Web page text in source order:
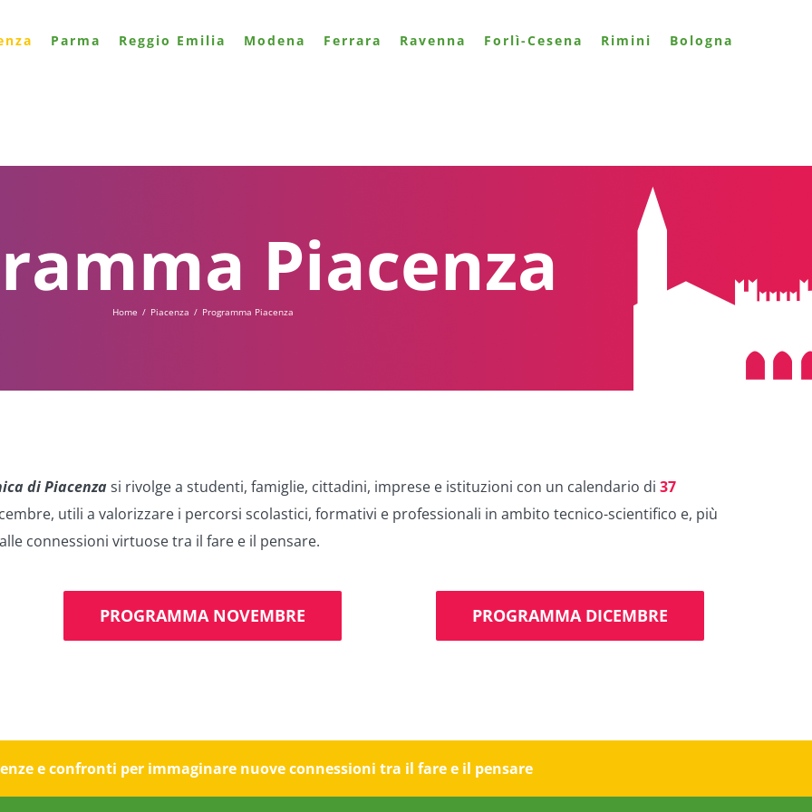
Parma Reggio Emilia Modena Ferrara Ravenna Forlì-Cesena Rimini Bologna
Piacenza
Home / Piacenza / Programma Piacenza
di Piacenzasi rivolge a studenti, famiglie, cittadini, imprese e istituzioni con un calendario di 37
utili a valorizzare i percorsi scolastici, formativi e professionali in ambito tecnico-scientifico e, più
connessioni virtuose tra il fare e il pensare.
PROGRAMMA NOVEMBRE PROGRAMMA DICEMBRE
e confronti per immaginare nuove connessioni tra il fare e il pensare